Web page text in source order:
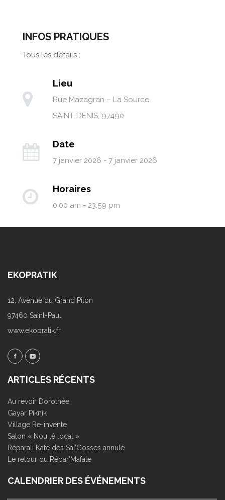
INFOS PRATIQUES
Tous les détails :
Lieu
Rue Mazagran – La Source
SAINT-DENIS, 97490
Date
7 janvier 2026 - 7 janvier 2026
Horaires
0:00 am - 23:59 pm
EKOPRATIK
12, Avenue du Grand Piton
97460 Saint-Paul
www.ekopratik.fr
ARTICLES RÉCENTS
Au revoir Dorothée
Gayar Piknik
Village Ré-invente
Salon « Nou lé local »
Réparali Kafé des Sal’Gosses annulé
Le retour du Répar’Mafate
CALENDRIER DES ÉVÉNEMENTS